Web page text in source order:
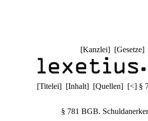
[Kanzlei] [Gesetze]
[Titelei] [Inhalt] [Quellen] [<] §
§ 781 BGB.